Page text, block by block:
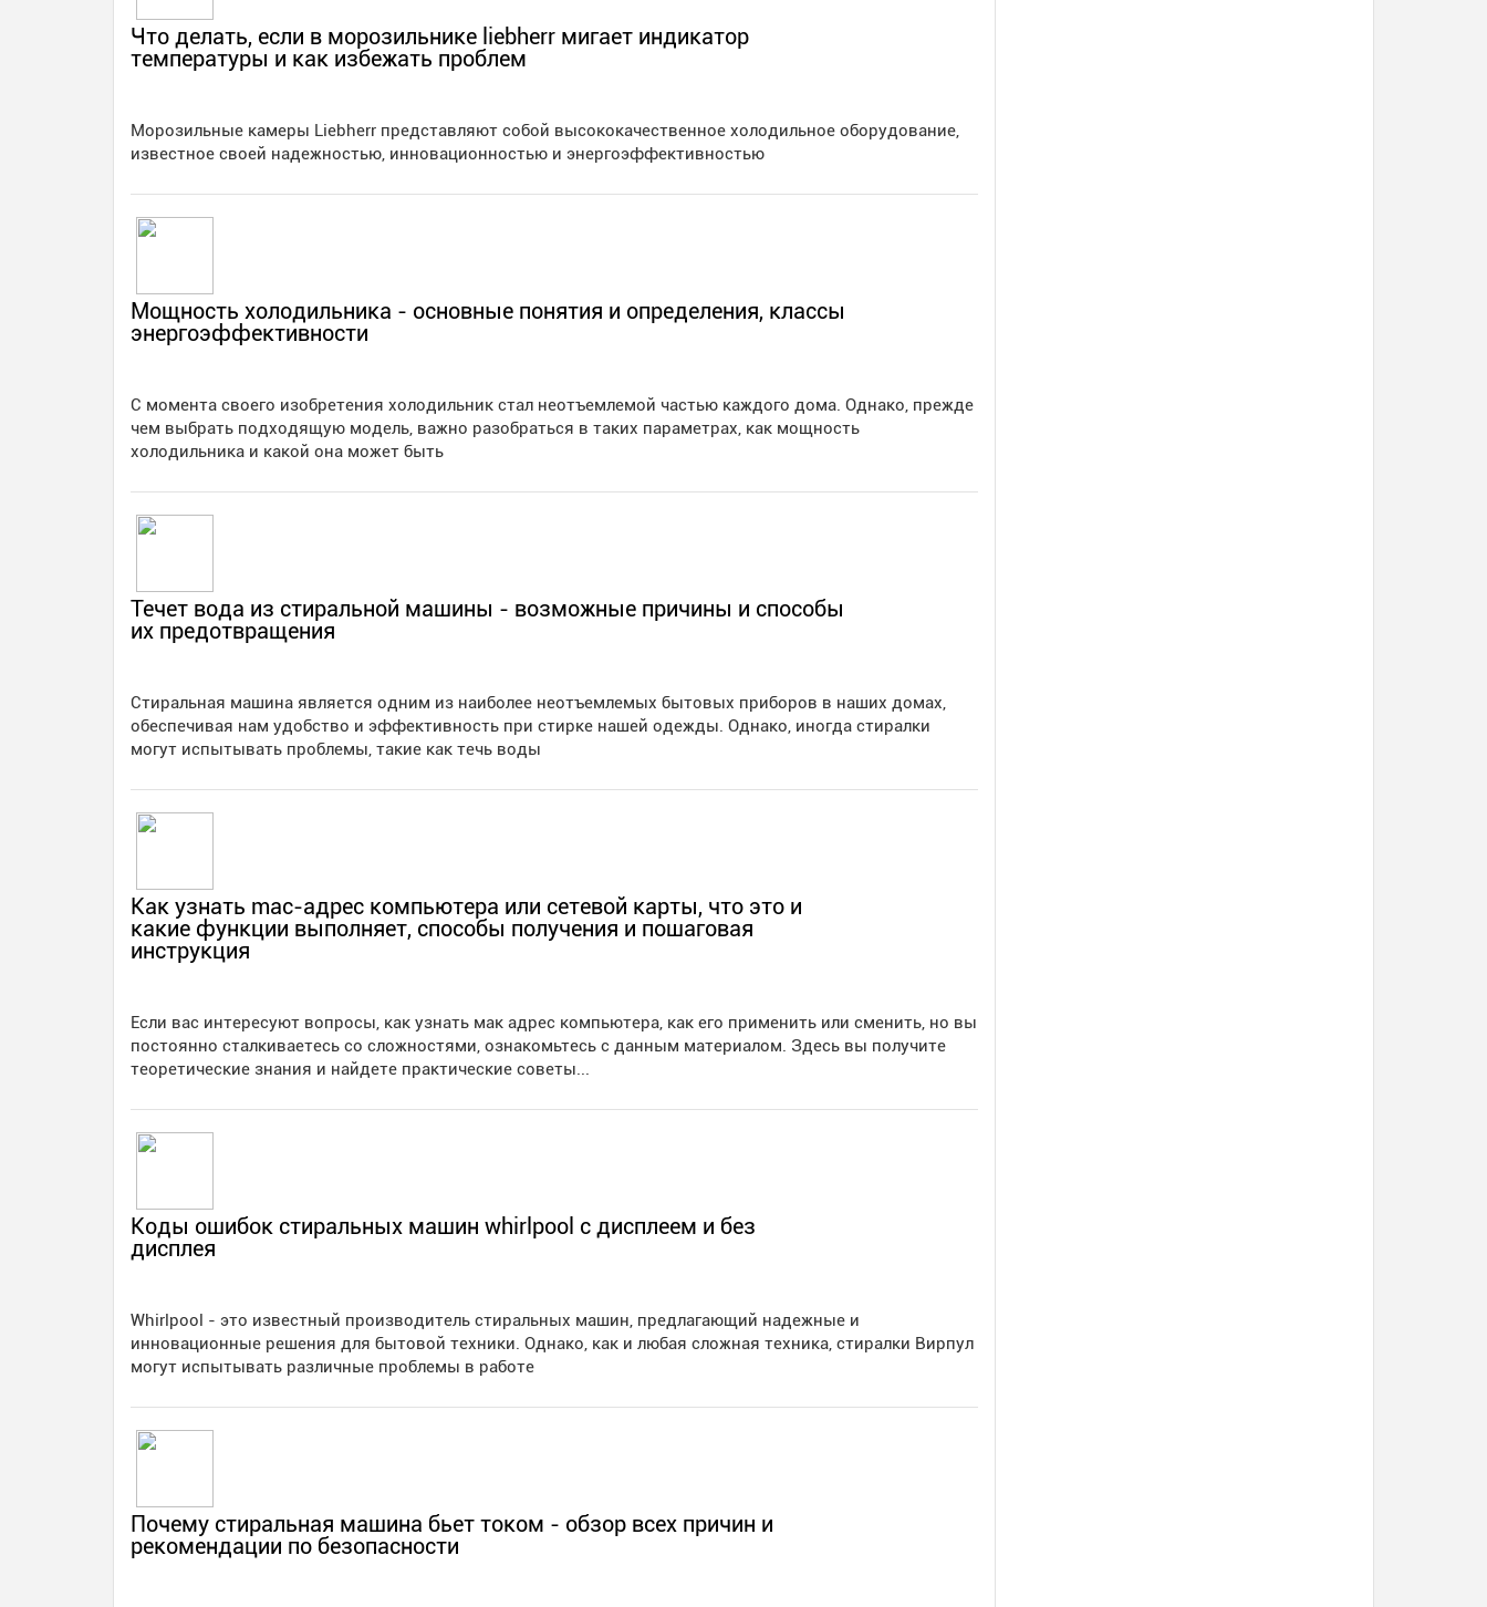
Что делать, если в морозильнике liebherr мигает индикатор
температуры и как избежать проблем
Морозильные камеры Liebherr представляют собой высококачественное холодильное оборудование,
известное своей надежностью, инновационностью и энергоэффективностью
Мощность холодильника - основные понятия и определения, классы
энергоэффективности
С момента своего изобретения холодильник стал неотъемлемой частью каждого дома. Однако, прежде
чем выбрать подходящую модель, важно разобраться в таких параметрах, как мощность
холодильника и какой она может быть
Течет вода из стиральной машины - возможные причины и способы
их предотвращения
Стиральная машина является одним из наиболее неотъемлемых бытовых приборов в наших домах,
обеспечивая нам удобство и эффективность при стирке нашей одежды. Однако, иногда стиралки
могут испытывать проблемы, такие как течь воды
Как узнать mac-адрес компьютера или сетевой карты, что это и
какие функции выполняет, способы получения и пошаговая
инструкция
Если вас интересуют вопросы, как узнать мак адрес компьютера, как его применить или сменить, но вы
постоянно сталкиваетесь со сложностями, ознакомьтесь с данным материалом. Здесь вы получите
теоретические знания и найдете практические советы...
Коды ошибок стиральных машин whirlpool с дисплеем и без
дисплея
Whirlpool - это известный производитель стиральных машин, предлагающий надежные и
инновационные решения для бытовой техники. Однако, как и любая сложная техника, стиралки Вирпул
могут испытывать различные проблемы в работе
Почему стиральная машина бьет током - обзор всех причин и
рекомендации по безопасности